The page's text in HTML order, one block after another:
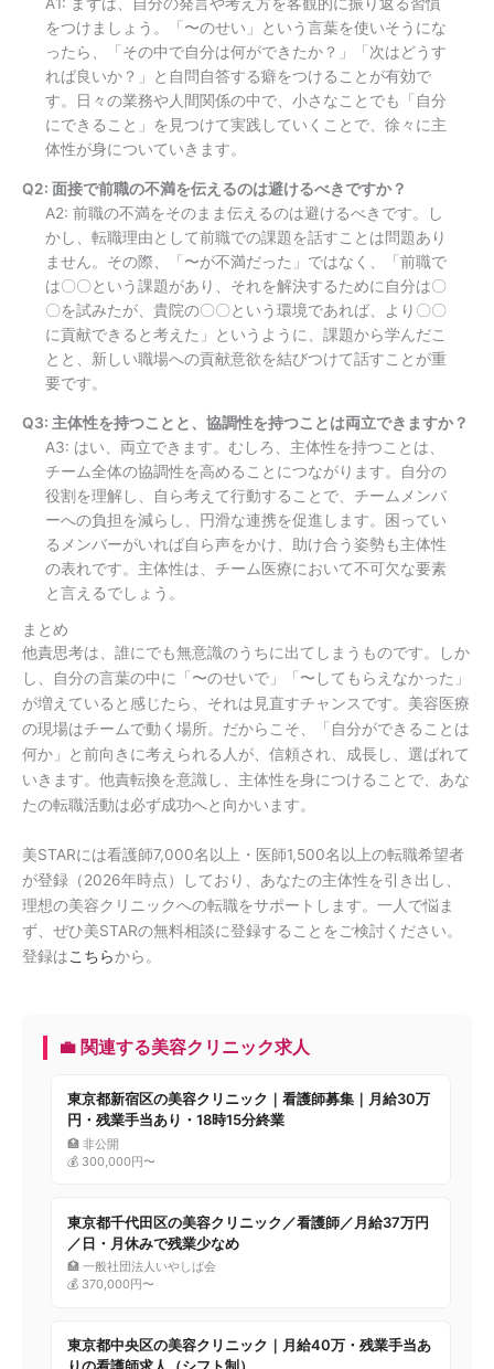
A1: まずは、自分の発言や考え方を客観的に振り返る習慣
をつけましょう。「〜のせい」という言葉を使いそうにな
ったら、「その中で自分は何ができたか？」「次はどうす
れば良いか？」と自問自答する癖をつけることが有効で
す。日々の業務や人間関係の中で、小さなことでも「自分
にできること」を見つけて実践していくことで、徐々に主
体性が身についていきます。
Q2: 面接で前職の不満を伝えるのは避けるべきですか？
A2: 前職の不満をそのまま伝えるのは避けるべきです。し
かし、転職理由として前職での課題を話すことは問題あり
ません。その際、「〜が不満だった」ではなく、「前職で
は〇〇という課題があり、それを解決するために自分は〇
〇を試みたが、貴院の〇〇という環境であれば、より〇〇
に貢献できると考えた」というように、課題から学んだこ
とと、新しい職場への貢献意欲を結びつけて話すことが重
要です。
Q3: 主体性を持つことと、協調性を持つことは両立できますか？
A3: はい、両立できます。むしろ、主体性を持つことは、
チーム全体の協調性を高めることにつながります。自分の
役割を理解し、自ら考えて行動することで、チームメンバ
ーへの負担を減らし、円滑な連携を促進します。困ってい
るメンバーがいれば自ら声をかけ、助け合う姿勢も主体性
の表れです。主体性は、チーム医療において不可欠な要素
と言えるでしょう。
まとめ
他責思考は、誰にでも無意識のうちに出てしまうものです。しか
し、自分の言葉の中に「〜のせいで」「〜してもらえなかった」
が増えていると感じたら、それは見直すチャンスです。美容医療
の現場はチームで動く場所。だからこそ、「自分ができることは
何か」と前向きに考えられる人が、信頼され、成長し、選ばれて
いきます。他責転換を意識し、主体性を身につけることで、あな
たの転職活動は必ず成功へと向かいます。
美STARには看護師7,000名以上・医師1,500名以上の転職希望者
が登録（2026年時点）しており、あなたの主体性を引き出し、
理想の美容クリニックへの転職をサポートします。一人で悩ま
ず、ぜひ美STARの無料相談に登録することをご検討ください。
登録はこちらから。
💼 関連する美容クリニック求人
東京都新宿区の美容クリニック｜看護師募集｜月給30万
円・残業手当あり・18時15分終業
🏥 非公開
💰 300,000円〜
東京都千代田区の美容クリニック／看護師／月給37万円
／日・月休みで残業少なめ
🏥 一般社団法人いやしば会
💰 370,000円〜
東京都中央区の美容クリニック｜月給40万・残業手当あ